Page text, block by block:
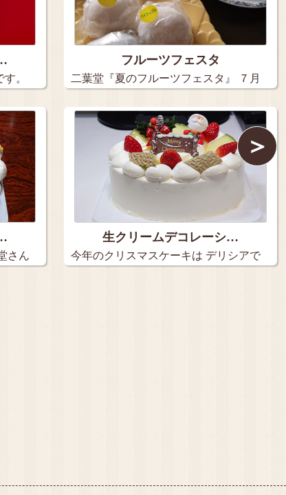
＞
。
フルーツフェスタ
二葉堂『夏のフルーツフェスタ』 ７月
さん
生クリームデコレーシ…
今年のクリスマスケーキは デリシアで